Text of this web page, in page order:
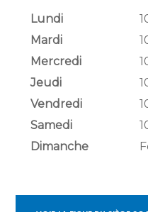
Lundi
Mardi
Mercredi
Jeudi
Vendredi
Samedi
Dimanche